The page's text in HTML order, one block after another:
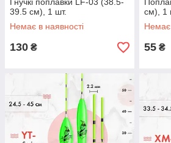
39.5 см), 1 шт.
Немає в наявності
130 ₴
см), 1
Немає
55 ₴